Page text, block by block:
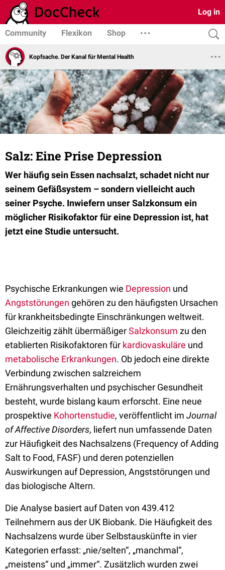
Log in
Community Flexikon Shop
Kopfsache. Der Kanal für Mental Health
Salz: Eine Prise Depression
Wer häufig sein Essen nachsalzt, schadet nicht nur
seinem Gefäßsystem – sondern vielleicht auch
seiner Psyche. Inwiefern unser Salzkonsum ein
möglicher Risikofaktor für eine Depression ist, hat
jetzt eine Studie untersucht.
Psychische Erkrankungen wie Depression und
Angststörungen gehören zu den häufigsten Ursachen
für krankheitsbedingte Einschränkungen weltweit.
Gleichzeitig zählt übermäßigerSalzkonsum zu den
etablierten Risikofaktoren für kardiovaskuläre und
metabolische Erkrankungen. Ob jedoch eine direkte
Verbindung zwischen salzreichem
Ernährungsverhalten und psychischer Gesundheit
besteht, wurde bislang kaum erforscht. Eine neue
prospektive Kohortenstudie, veröffentlicht im Journal
of Affective Disorders, liefert nun umfassende Daten
zur Häufigkeit des Nachsalzens (Frequency of Adding
Salt to Food, FASF) und deren potenziellen
Auswirkungen auf Depression, Angststörungen und
das biologische Altern.
Die Analyse basiert auf Daten von 439.412
Teilnehmern aus der UK Biobank. Die Häufigkeit des
Nachsalzens wurde über Selbstauskünfte in vier
Kategorien erfasst: „nie/selten“, „manchmal“,
„meistens“ und „immer“. Zusätzlich wurden zwei